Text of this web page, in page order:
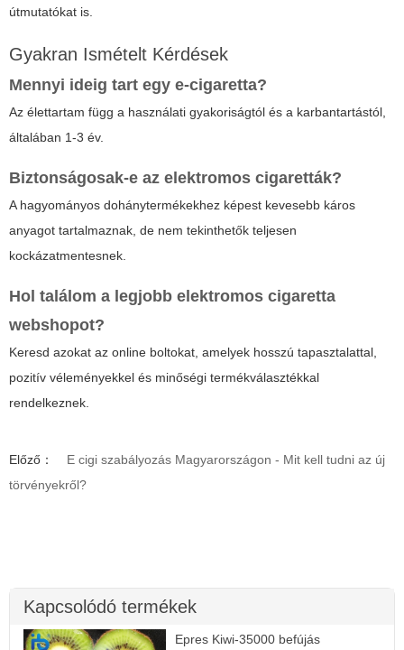
útmutatókat is.
Gyakran Ismételt Kérdések
Mennyi ideig tart egy e-cigaretta?
Az élettartam függ a használati gyakoriságtól és a karbantartástól,
általában 1-3 év.
Biztonságosak-e az elektromos cigaretták?
A hagyományos dohánytermékekhez képest kevesebb káros
anyagot tartalmaznak, de nem tekinthetők teljesen
kockázatmentesnek.
Hol találom a legjobb elektromos cigaretta
webshopot?
Keresd azokat az online boltokat, amelyek hosszú tapasztalattal,
pozitív véleményekkel és minőségi termékválasztékkal
rendelkeznek.
Előző：
E cigi szabályozás Magyarországon - Mit kell tudni az új
törvényekről?
Kapcsolódó termékek
Epres Kiwi-35000 befújás